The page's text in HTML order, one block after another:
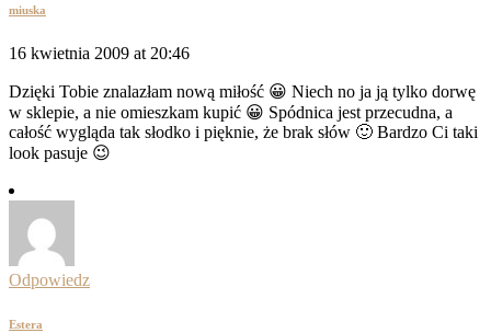
miuska
16 kwietnia 2009 at 20:46
Dzięki Tobie znalazłam nową miłość 😀 Niech no ja ją tylko dorwę
w sklepie, a nie omieszkam kupić 😀 Spódnica jest przecudna, a
całość wygląda tak słodko i pięknie, że brak słów 🙂 Bardzo Ci taki
look pasuje 😉
Odpowiedz
Estera